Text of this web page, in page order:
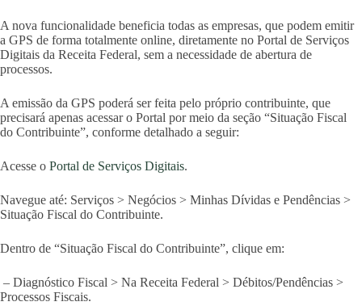
A nova funcionalidade beneficia todas as empresas, que podem emitir
a GPS de forma totalmente online, diretamente no Portal de Serviços
Digitais da Receita Federal, sem a necessidade de abertura de
processos.
A emissão da GPS poderá ser feita pelo próprio contribuinte, que
precisará apenas acessar o Portal por meio da seção “Situação Fiscal
do Contribuinte”, conforme detalhado a seguir:
Acesse o Portal de Serviços Digitais.
Navegue até: Serviços > Negócios > Minhas Dívidas e Pendências >
Situação Fiscal do Contribuinte.
Dentro de “Situação Fiscal do Contribuinte”, clique em:
– Diagnóstico Fiscal > Na Receita Federal > Débitos/Pendências >
Processos Fiscais.